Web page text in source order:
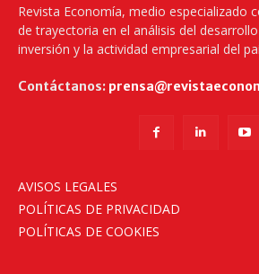
Revista Economía, medio especializado
de trayectoria en el análisis del
inversión y la actividad empresarial del
Contáctanos:
AVISOS LEGALES
POLÍTICAS DE PRIVACIDAD
POLÍTICAS DE COOKIES